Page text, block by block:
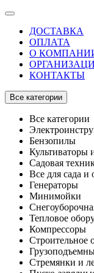
ДОСТАВКА
ОПЛАТА
О
КОНТАКТЫ
Все категории
Все категории
Бензопилы
Культиваторы
Садовая
Все для сада и
Генераторы
Минимойки
Тепловое
Компрессоры
Строительное
Стремянки и